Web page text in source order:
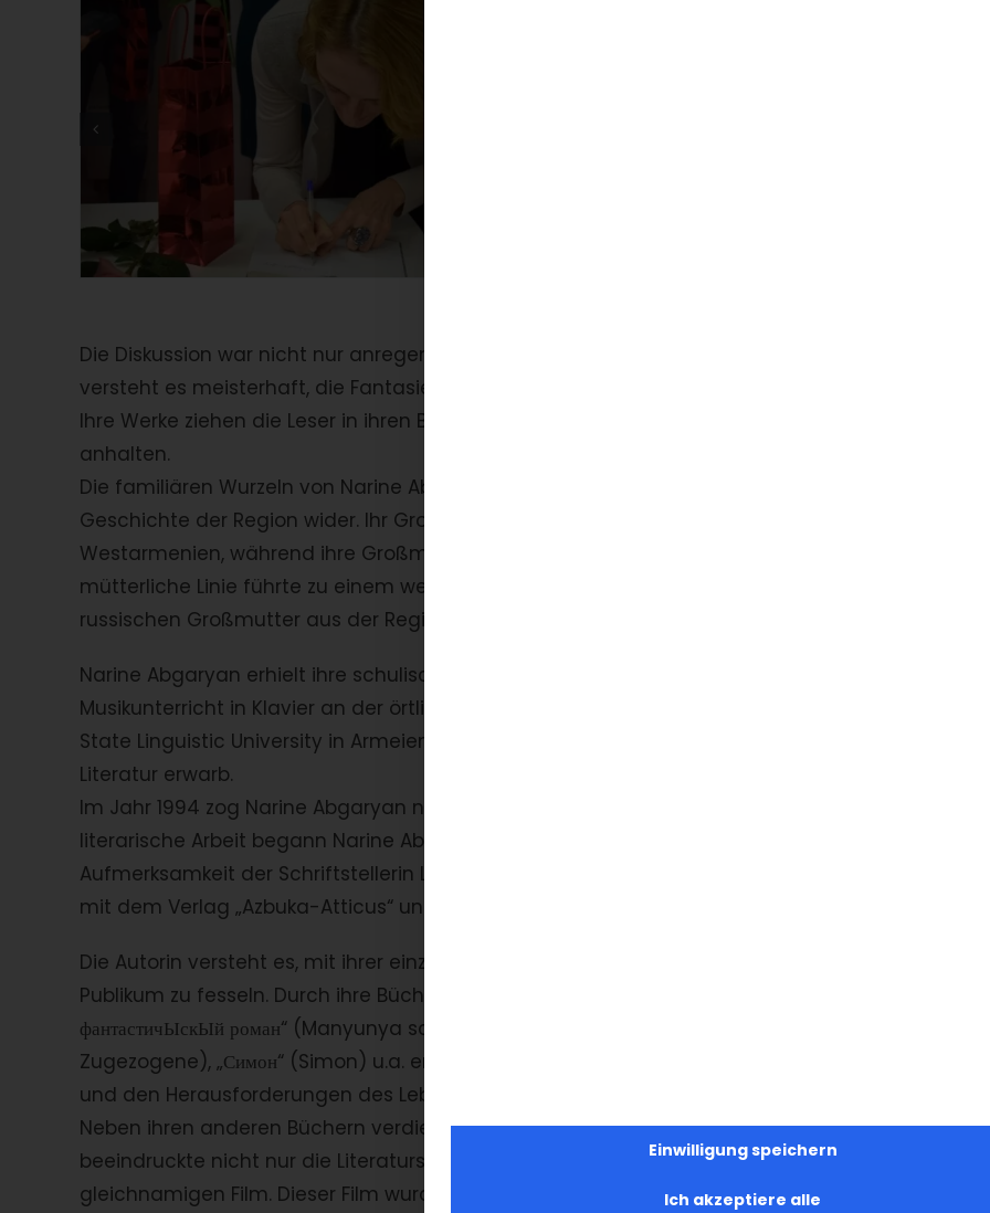
Die Diskussion war nicht nur anregend, sondern auch inspirierend, denn Narine Abgaryan
versteht es meisterhaft, die Fantasie und Emotionen ihrer Leser mit ihren Worten zu berühren.
Ihre Werke ziehen die Leser in ihren Bann und schaffen Verbindungen, die lange nach dem
anhalten.
Die familiären Wurzeln von Narine Abgaryan sind vielfältig und spiegeln die kulturelle Vielfalt
Geschichte der Region wider. Ihr Großvater väterlicherseits war ein armenischer Flüchtling aus
Westarmenien, während ihre Großmutter väterlicherseits aus Ostarmenien stammte. Die
mütterliche Linie führte zu einem weiteren armenischen Vorfahren aus Karabach und einer
russischen Großmutter aus der Region Archangelsk.
Narine Abgaryan erhielt ihre schulische Bildung in Berd (Armenien) und erhielt parallel dazu
Musikunterricht in Klavier an der örtlichen Musikschule. Ihr Studium absolvierte Narine am
State Linguistic University in Armeien, wo sie einen Abschluss als Lehrerin für Russisch und
Literatur erwarb.
Im Jahr 1994 zog Narine Abgaryan nach Moskau. Moskau wurde zu ihrer zweiten Heimat. Ihre
literarische Arbeit begann Narine Abgaryan 2009 zunächst als Bloggerin. Es war ihr Blog, der die
Aufmerksamkeit der Schriftstellerin Lara Gall auf sich zog, was letztendlich zur
mit dem Verlag „Azbuka-Atticus“ und der Veröffentlichung ihrer ersten Bücher führte.
Die Autorin versteht es, mit ihrer einzigartigen Weltsicht und einfühlsamen Erzählweise das
Publikum zu fesseln. Durch ihre Bücher, darunter „Манюня“ (Manyunya), „Манюня пишет
фантастичЫскЫй роман“ (Manyunya schreibt einen fantastischen Roman), „Понаехавшая“ (Die
Zugezogene), „Симон“ (Simon) u.a. erweckt sie Geschichten zum Leben, die von Liebe, Schmerz
und den Herausforderungen des Lebens handeln.
Neben ihren anderen Büchern verdient ihr Roman „Zulali“ besondere Erwähnung. Dieses Buch
beeindruckte nicht nur die Literaturszene, sondern diente auch als Grundlage für einen
gleichnamigen Film. Dieser Film wurde im Rahmen der Armenischen Kulturtage Stuttgart am
Einwilligung speichern
Ich akzeptiere alle